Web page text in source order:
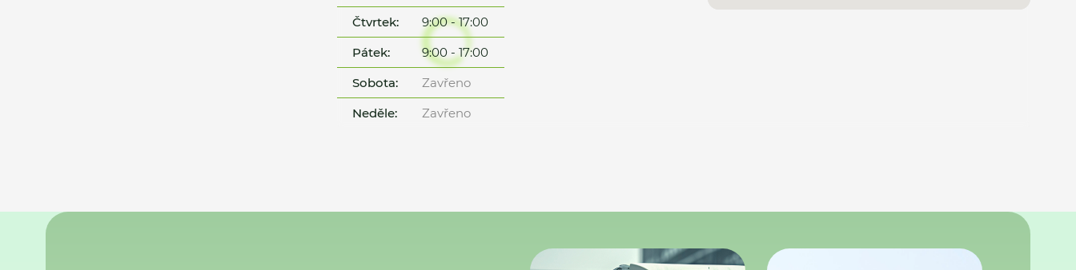
Čtvrtek:
9:00 - 17:00
Pátek:
9:00 - 17:00
Sobota:
Zavřeno
Neděle:
Zavřeno